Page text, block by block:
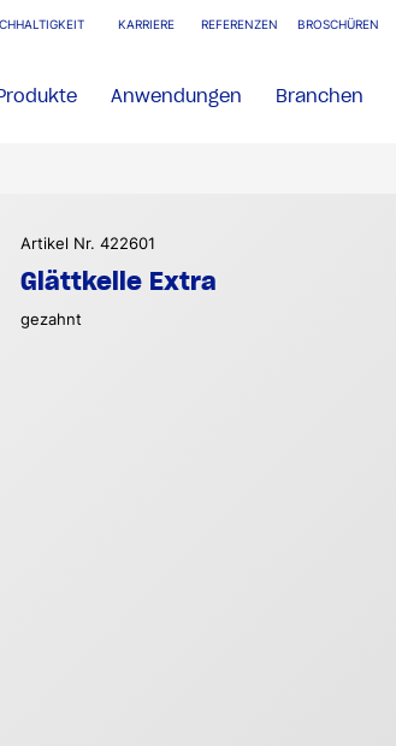
KARRIERE REFERENZEN BROSCHÜREN
Anwendungen Branchen
Artikel Nr. 422601
Glättkelle Extra
gezahnt